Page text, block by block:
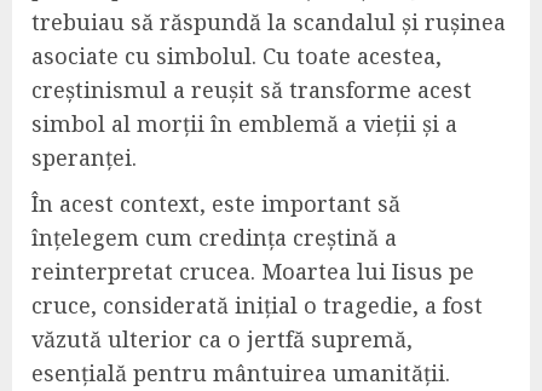
trebuiau să răspundă la scandalul și rușinea
asociate cu simbolul. Cu toate acestea,
creștinismul a reușit să transforme acest
simbol al morții în emblemă a vieții și a
speranței.
În acest context, este important să
înțelegem cum credința creștină a
reinterpretat crucea. Moartea lui Iisus pe
cruce, considerată inițial o tragedie, a fost
văzută ulterior ca o jertfă supremă,
esențială pentru mântuirea umanității.